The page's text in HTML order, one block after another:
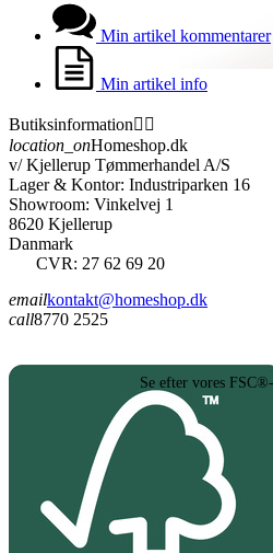
Min artikel kommentarer
Min artikel info
Butiksinformation 
location_onHomeshop.dk
v/ Kjellerup Tømmerhandel A/S
Lager & Kontor: Industriparken 16
Showroom: Vinkelvej 1
8620 Kjellerup
Danmark
CVR: 27 62 69 20
emailkontakt@homeshop.dk
call8770 2525
Se efter vores